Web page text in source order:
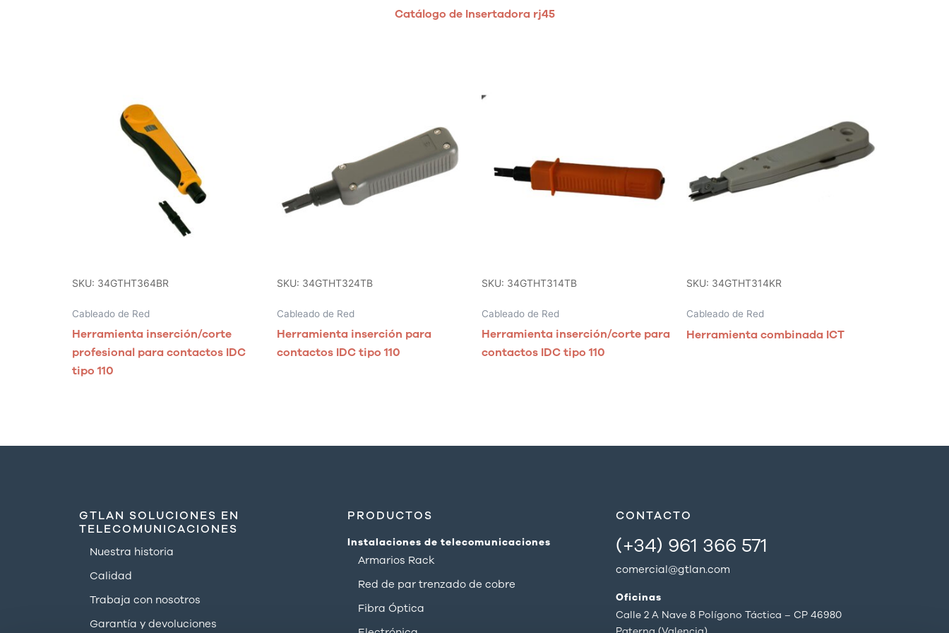
Catálogo de Insertadora rj45
SKU: 34GTHT364BR
Cableado de Red
Herramienta inserción/corte
profesional para contactos IDC
tipo 110
SKU: 34GTHT324TB
Cableado de Red
Herramienta inserción para
contactos IDC tipo 110
SKU: 34GTHT314TB
Cableado de Red
Herramienta inserción/corte para
contactos IDC tipo 110
SKU: 34GTHT314KR
Cableado de Red
Herramienta combinada ICT
GTLAN SOLUCIONES EN
TELECOMUNICACIONES
Nuestra historia
Calidad
Trabaja con nosotros
Garantía y devoluciones
PRODUCTOS
Instalaciones de telecomunicaciones
Armarios Rack
Red de par trenzado de cobre
Fibra Óptica
CONTACTO
(+34) 961 366 571
comercial@gtlan.com
Oficinas
Calle 2 A Nave 8 Polígono Táctica – CP 46980